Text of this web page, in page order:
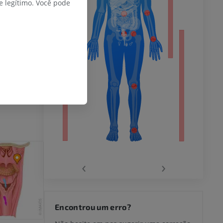
Practice
inferior
‹ ›
Encontrou um erro?
legítimo. Você pode